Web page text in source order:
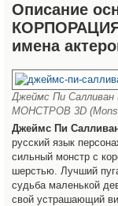
Описание
КОРПОРАЦИЯ
имена
Джеймс Пи
МОНСТРОВ 3D
Джеймс Пи
русский язык
сильный монстр с
шерстью. Лучший
судьба маленькой
свой устрашающий